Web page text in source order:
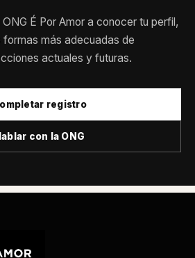
É Por Amor a conocer tu perfil,
formas más adecuadas de
actuales y futuras.
registro
con la ONG